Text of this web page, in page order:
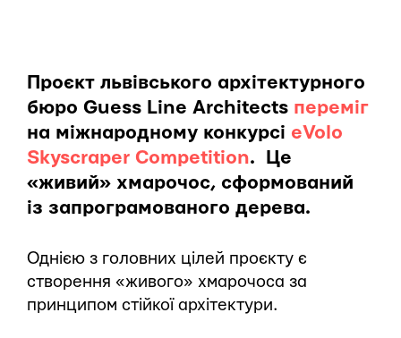
Проєкт львівського архітектурного
бюро Guess Line Architects переміг
на міжнародному конкурсі eVolo
Skyscraper Competition. Це
«живий» хмарочос, сформований
із запрограмованого дерева.
Однією з головних цілей проєкту є
створення «живого» хмарочоса за
принципом стійкої архітектури.